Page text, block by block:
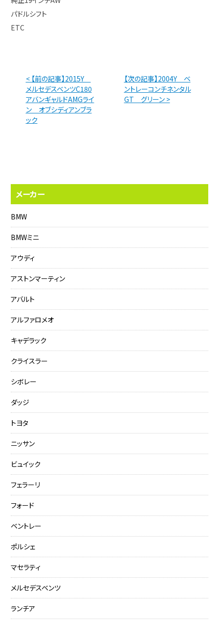
パドルシフト
ETC
< 【前の記事】2015Y
メルセデスベンツC180
アバンギャルドAMGライ
ン オブシディアンブラ
ック
【次の記事】2004Y ベ
ントレーコンチネンタル
GT グリーン >
メーカー
BMW
BMWミニ
アウディ
アストンマーティン
アバルト
アルファロメオ
キャデラック
クライスラー
シボレー
ダッジ
トヨタ
ニッサン
ビュイック
フェラーリ
フォード
ベントレー
ポルシェ
マセラティ
メルセデスベンツ
ランチア